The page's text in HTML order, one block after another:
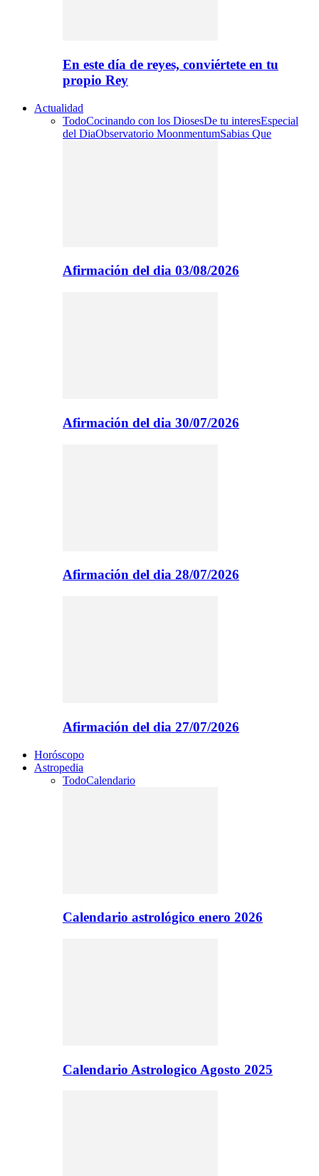
En este día de reyes, conviértete en tu
propio Rey
Actualidad
TodoCocinando con los DiosesDe tu interesEspecial
del DiaObservatorio MoonmentumSabias Que
Afirmación del dia 03/08/2026
Afirmación del dia 30/07/2026
Afirmación del dia 28/07/2026
Afirmación del dia 27/07/2026
Horóscopo
Astropedia
TodoCalendario
Calendario astrológico enero 2026
Calendario Astrologico Agosto 2025